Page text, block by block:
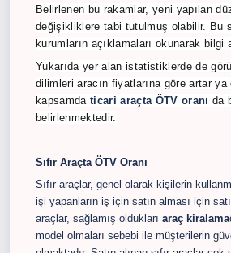
Belirlenen bu rakamlar, yeni yapılan
değişikliklere tabi tutulmuş olabilir. Bu
kurumların açıklamaları okunarak bilgi
Yukarıda yer alan istatistiklerde de
dilimleri aracın fiyatlarına göre artar ya
kapsamda ticari araçta ÖTV oranı da
belirlenmektedir.
Sıfır Araçta ÖTV Oranı
Sıfır araçlar, genel olarak kişilerin
işi yapanların iş için satın alması için
araçlar, sağlamış oldukları araç kiralama
model olmaları sebebi ile müşterilerin